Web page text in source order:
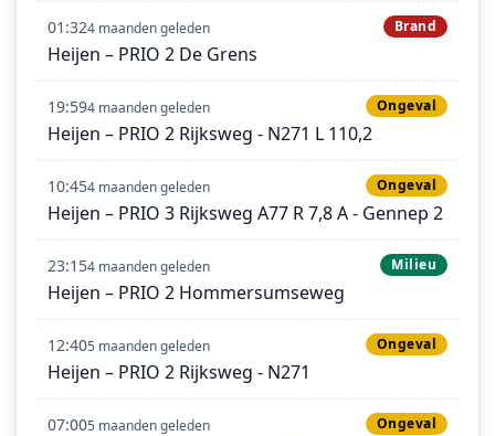
01:324 maanden geleden Brand
Heijen – PRIO 2 De Grens
19:594 maanden geleden Ongeval
Heijen – PRIO 2 Rijksweg - N271 L 110,2
10:454 maanden geleden Ongeval
Heijen – PRIO 3 Rijksweg A77 R 7,8 A - Gennep 2
23:154 maanden geleden Milieu
Heijen – PRIO 2 Hommersumseweg
12:405 maanden geleden Ongeval
Heijen – PRIO 2 Rijksweg - N271
07:005 maanden geleden Ongeval